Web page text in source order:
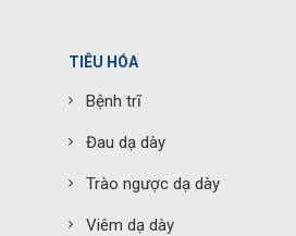
TIÊU HÓA
Bệnh trĩ
Đau dạ dày
Trào ngược dạ dày
Viêm dạ dày